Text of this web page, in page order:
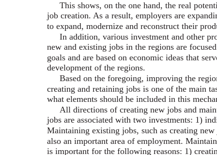
This shows, on the one hand, the real
job creation. As a result, employers are
to expand, modernize and reconstruct their
In addition, various investment and other
new and existing jobs in the regions are
goals and are based on economic ideas that
development of the regions.
Based on the foregoing, improving the
creating and retaining jobs is one of the main
what elements should be included in this
All directions of creating new jobs and
jobs are associated with two investments: 1)
Maintaining existing jobs, such as creating
also an important area of employment.
is important for the following reasons: 1)